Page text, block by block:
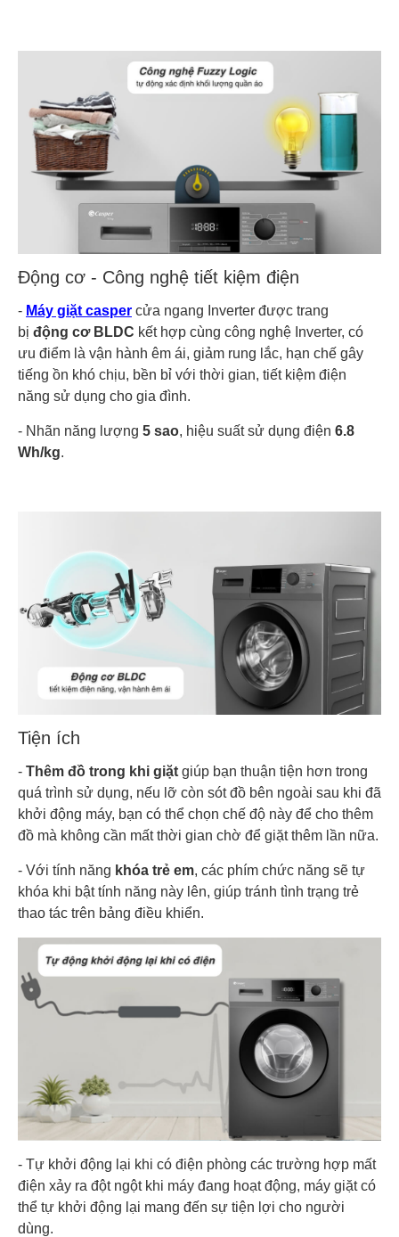
Động cơ - Công nghệ tiết kiệm điện
- Máy giặt casper cửa ngang Inverter được trang
bị động cơ BLDC kết hợp cùng công nghệ Inverter, có
ưu điểm là vận hành êm ái, giảm rung lắc, hạn chế gây
tiếng ồn khó chịu, bền bỉ với thời gian, tiết kiệm điện
năng sử dụng cho gia đình.
- Nhãn năng lượng 5 sao, hiệu suất sử dụng điện 6.8
Wh/kg.
Tiện ích
- Thêm đồ trong khi giặt giúp bạn thuận tiện hơn trong
quá trình sử dụng, nếu lỡ còn sót đồ bên ngoài sau khi đã
khởi động máy, bạn có thể chọn chế độ này để cho thêm
đồ mà không cần mất thời gian chờ để giặt thêm lần nữa.
- Với tính năng khóa trẻ em, các phím chức năng sẽ tự
khóa khi bật tính năng này lên, giúp tránh tình trạng trẻ
thao tác trên bảng điều khiển.
- Tự khởi động lại khi có điện phòng các trường hợp mất
điện xảy ra đột ngột khi máy đang hoạt động, máy giặt có
thể tự khởi động lại mang đến sự tiện lợi cho người
dùng.